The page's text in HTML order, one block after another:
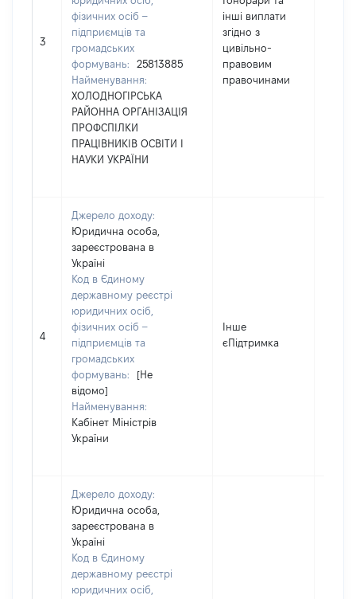
3
фізичних осіб –
підприємців та
громадських
формувань:
25813885
Найменування:
ХОЛОДНОГІРСЬКА
РАЙОННА ОРГАНІЗАЦІЯ
ПРОФСПІЛКИ
ПРАЦІВНИКІВ ОСВІТИ І
НАУКИ УКРАЇНИ
інші виплати
згідно з
цивільно-
правовим
правочинами
4
Джерело доходу:
Юридична особа,
зареєстрована в
Україні
Код в Єдиному
державному реєстрі
юридичних осіб,
фізичних осіб –
підприємців та
громадських
формувань:
[Не
відомо]
Найменування:
Кабінет Міністрів
України
Інше
єПідтримка
Джерело доходу:
Юридична особа,
зареєстрована в
Україні
Код в Єдиному
державному реєстрі
юридичних осіб,